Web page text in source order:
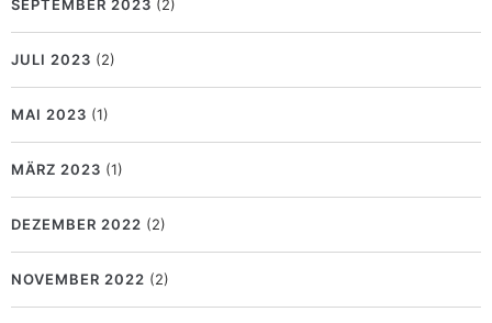
SEPTEMBER 2023 (2)
JULI 2023 (2)
MAI 2023 (1)
MÄRZ 2023 (1)
DEZEMBER 2022 (2)
NOVEMBER 2022 (2)